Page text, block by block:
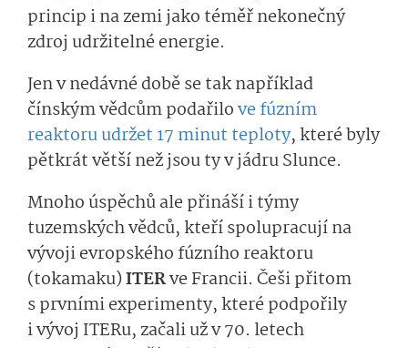
princip i na zemi jako téměř nekonečný
zdroj udržitelné energie.
Jen v nedávné době se tak například
čínským vědcům podařilove fúzním
reaktoru udržet 17 minut teploty, které byly
pětkrát větší než jsou ty v jádru Slunce.
Mnoho úspěchů ale přináší i týmy
tuzemských vědců, kteří spolupracují na
vývoji evropského fúzního reaktoru
(tokamaku)ITERve Francii. Češi přitom
s prvními experimenty, které podpořily
i vývoj ITERu, začali už v 70. letech